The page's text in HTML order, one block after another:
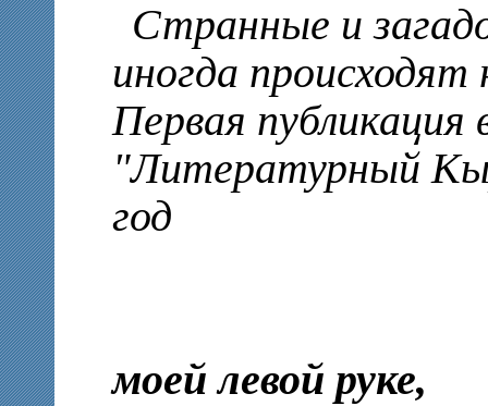
Странные и
иногда
Первая публикация
"Литературный
год
моей левой руке,